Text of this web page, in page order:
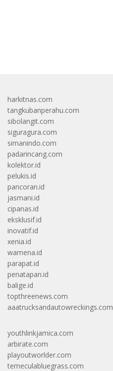
harkitnas.com
tangkubanperahu.com
sibolangit.com
siguragura.com
simanindo.com
padarincang.com
kolektor.id
pelukis.id
pancoran.id
jasmani.id
cipanas.id
eksklusif.id
inovatif.id
xenia.id
wamena.id
parapat.id
penatapan.id
balige.id
topthreenews.com
aaatrucksandautowreckings.com
youthlinkjamica.com
arbirate.com
playoutworlder.com
temeculabluegrass.com